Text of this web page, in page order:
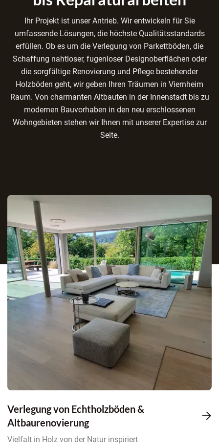
Ihr Projekt ist unser Antrieb. Wir entwickeln für Sie
umfassende Lösungen, die höchste Qualitätsstandards
erfüllen. Ob es um die Verlegung von Parkettböden, die
Schaffung nahtloser, fugenloser Designoberflächen oder
die sorgfältige Renovierung und Pflege bestehender
Holzböden geht, wir geben Ihren Träumen in Viernheim
Raum. Von charmanten Altbauten in der Innenstadt bis zu
modernen Bauvorhaben in den neu erschlossenen
Wohngebieten stehen wir Ihnen mit unserer Expertise zur
Seite.
Verlegung von Echtholzböden &
Altbaurenovierung

Vielfalt in Holz von der Natur inspiriert